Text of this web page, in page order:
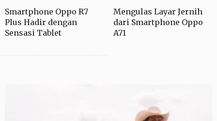
Smartphone Oppo R7
Plus Hadir dengan
Sensasi Tablet
Mengulas Layar Jernih
dari Smartphone Oppo
A71